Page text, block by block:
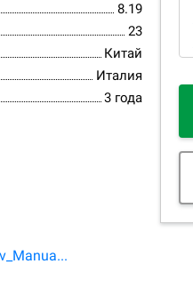
8.19
23
Китай
Италия
3 года